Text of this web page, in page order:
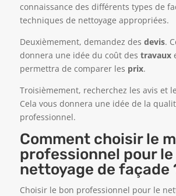
connaissance des différents types de
techniques de nettoyage appropriées.
Deuxièmement, demandez des devis.
donnera une idée du coût des travaux
permettra de comparer les prix.
Troisièmement, recherchez les avis et
Cela vous donnera une idée de la
professionnel.
Comment choisir le
professionnel pour le
nettoyage de façade
Choisir le bon professionnel pour le